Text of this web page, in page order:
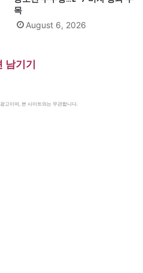
목
August 6, 2026
남기기
고이며, 본 사이트와는 무관합니다.